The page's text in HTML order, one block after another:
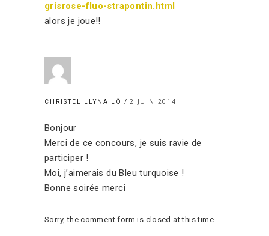
grisrose-fluo-strapontin.html
alors je joue!!
CHRISTEL LLYNA LÔ 2 JUIN 2014
Bonjour
Merci de ce concours, je suis ravie de
participer !
Moi, j’aimerais du Bleu turquoise !
Bonne soirée merci
Sorry, the comment form is closed at this time.